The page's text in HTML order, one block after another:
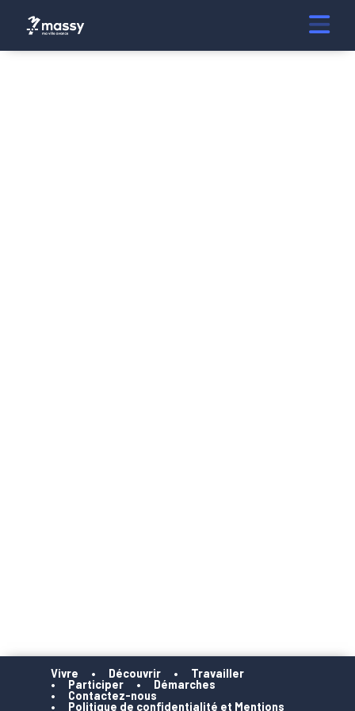
Vivre Découvrir
Travailler
Participer
Démarches
Contactez-nous
Politique de confidentialité et Mentions